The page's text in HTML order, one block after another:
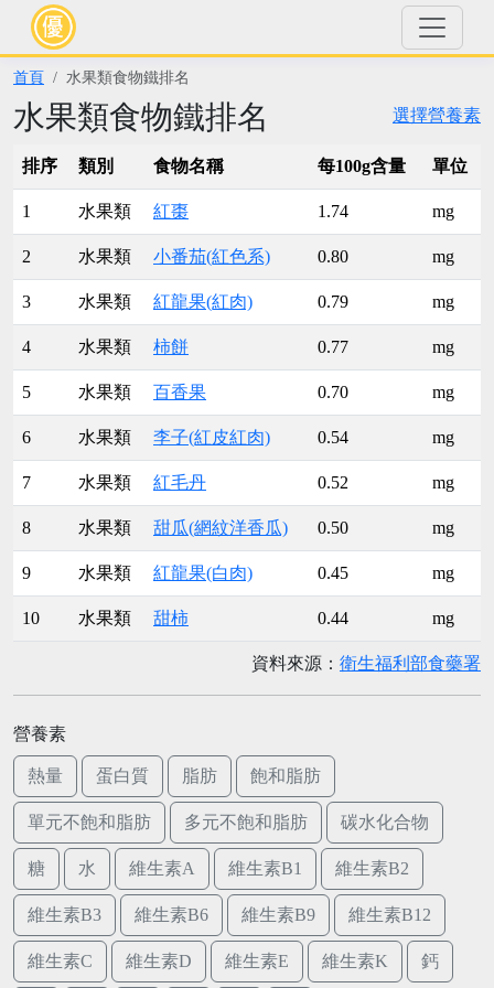
首頁 水果類食物鐵排名
選擇營養素
水果類食物鐵排名
排序 類別 食物名稱 每100g含量 單位
1 水果類 紅棗 1.74 mg
2 水果類 小番茄(紅色系) 0.80 mg
3 水果類 紅龍果(紅肉) 0.79 mg
4 水果類 柿餅 0.77 mg
5 水果類 百香果 0.70 mg
6 水果類 李子(紅皮紅肉) 0.54 mg
7 水果類 紅毛丹 0.52 mg
8 水果類 甜瓜(網紋洋香瓜) 0.50 mg
9 水果類 紅龍果(白肉) 0.45 mg
10 水果類 甜柿 0.44 mg
資料來源： 衛生福利部食藥署
營養素
熱量 蛋白質 脂肪 飽和脂肪
單元不飽和脂肪 多元不飽和脂肪 碳水化合物
糖 水 維生素A 維生素B1 維生素B2
維生素B3 維生素B6 維生素B9 維生素B12
維生素C 維生素D 維生素E 維生素K 鈣